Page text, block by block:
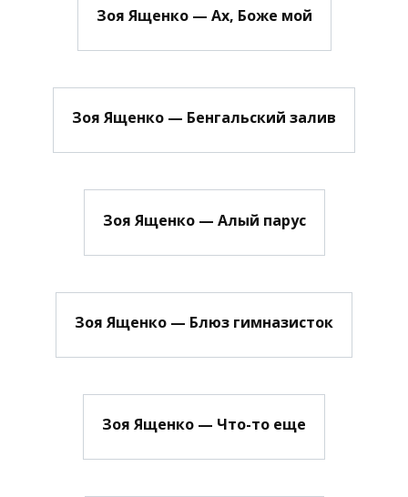
Зоя Ященко — Ах, Боже мой
Зоя Ященко — Бенгальский залив
Зоя Ященко — Алый парус
Зоя Ященко — Блюз гимназисток
Зоя Ященко — Что-то еще